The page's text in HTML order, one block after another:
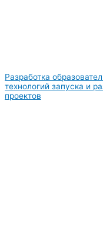
Разработка
технологий запуска и
проектов